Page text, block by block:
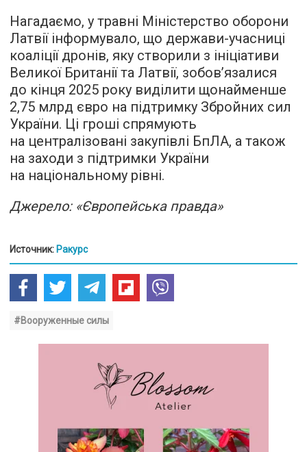
Нагадаємо, у травні Міністерство оборони
Латвії інформувало, що держави-учасниці
коаліції дронів, яку створили з ініціативи
Великої Британії та Латвії, зобов’язалися
до кінця 2025 року виділити щонайменше
2,75 млрд євро на підтримку Збройних сил
України. Ці гроші спрямують
на централізовані закупівлі БпЛА, а також
на заходи з підтримки України
на національному рівні.
Джерело: «Європейська правда»
Источник: Ракурс
#Вооруженные силы